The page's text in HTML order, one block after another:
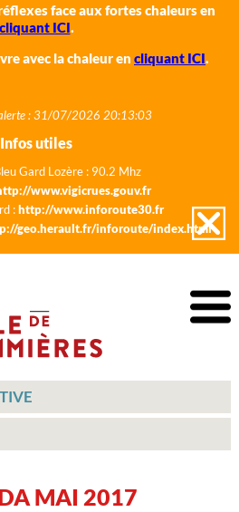
face aux fortes chaleurs en
cliquant ICI.
avec la chaleur en cliquant ICI.
: 31/07/2026 20:13:03
Infos utiles
Gard Lozère : 90.2 Mhz
www.vigicrues.gouv.fr
:http://www.inforoute30.fr
geo.herault.fr/inforoute/index.html
MAI 2017